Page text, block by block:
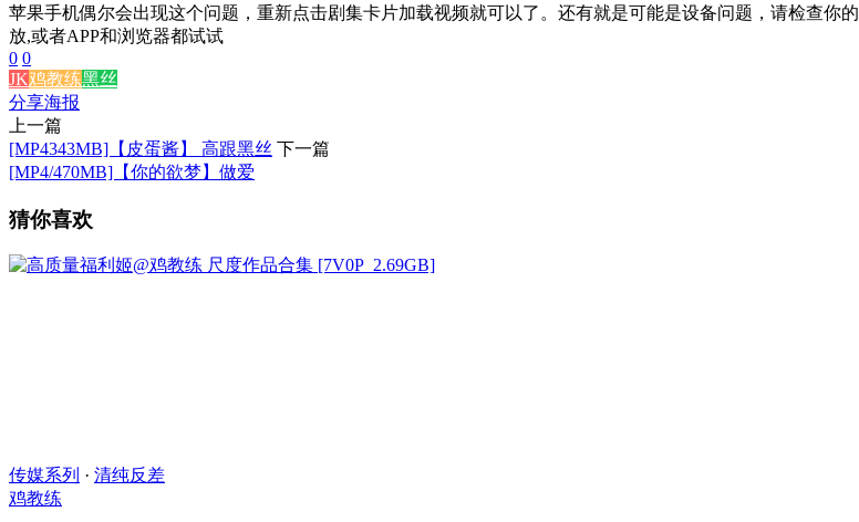
苹果手机偶尔会出现这个问题，重新点击剧集卡片加载视频就可以了。还有就是可能是设备问题，请检查你
放,或者APP和浏览器都试试
0 0
JK鸡教练黑丝
分享海报
上一篇
[MP4343MB]【皮蛋酱】 高跟黑丝 下一篇
[MP4/470MB]【你的欲梦】做爱
猜你喜欢
传媒系列 · 清纯反差
鸡教练